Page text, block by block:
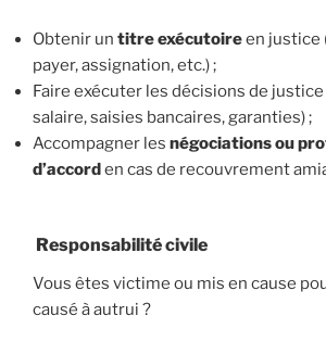
Obtenir un titre exécutoireen justice
payer, assignation, etc.) ;
Faire exécuter les décisions de
salaire, saisies bancaires, garanties) ;
Accompagner les négociations ou
d’accorden cas de recouvrement
Responsabilité civile
Vous êtes victime ou mis en cause
causé à autrui ?